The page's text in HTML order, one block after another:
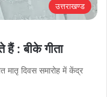
उत्तराखण्ड
हैं : बीके गीता
मातृ दिवस समारोह में केंद्र